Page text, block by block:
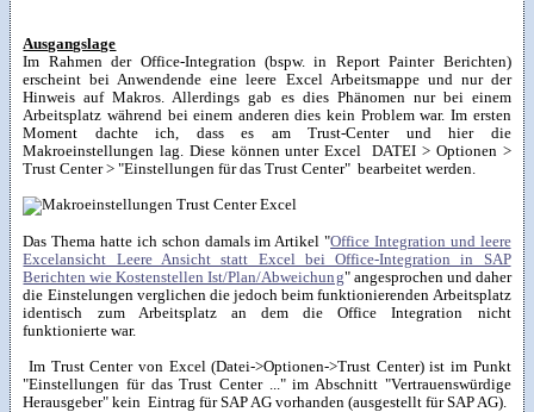
Ausgangslage
Im Rahmen der Office-Integration (bspw. in Report Painter Berichten)
erscheint bei Anwendende eine leere Excel Arbeitsmappe und nur der
Hinweis auf Makros. Allerdings gab es dies Phänomen nur bei einem
Arbeitsplatz während bei einem anderen dies kein Problem war. Im ersten
Moment dachte ich, dass es am Trust-Center und hier die
Makroeinstellungen lag. Diese können unter Excel DATEI > Optionen >
Trust Center > "Einstellungen für das Trust Center" bearbeitet werden.
Das Thema hatte ich schon damals im Artikel "Office Integration und leere
Excelansicht Leere Ansicht statt Excel bei Office-Integration in SAP
Berichten wie Kostenstellen Ist/Plan/Abweichung" angesprochen und daher
die Einstelungen verglichen die jedoch beim funktionierenden Arbeitsplatz
identisch zum Arbeitsplatz an dem die Office Integration nicht
funktionierte war.
Im Trust Center von Excel (Datei->Optionen->Trust Center) ist im Punkt
"Einstellungen für das Trust Center ..." im Abschnitt "Vertrauenswürdige
Herausgeber" kein Eintrag für SAP AG vorhanden (ausgestellt für SAP AG).